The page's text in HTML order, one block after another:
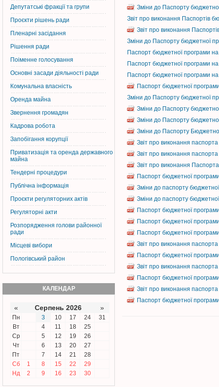
Депутатські фракції та групи
Проєкти рішень ради
Пленарні засідання
Рішення ради
Поіменне голосування
Основні засади діяльності ради
Комунальна власність
Оренда майна
Звернення громадян
Кадрова робота
Запобігання корупції
Приватизація та оренда державного
майна
Тендерні процедури
Публічна інформація
Проєкти регуляторних актів
Регуляторні акти
Розпорядження голови районної
ради
Місцеві вибори
Пологівський район
КАЛЕНДАР
« Серпень 2026 »
Пн 3 10 17 24
31
Вт
4 11 18
25
Ср
5 12 19
26
Чт
6 13 20
27
Пт
7 14 21
28
Сб
1 8 15 22
29
Нд
2 9 16 23 30
Зміни до Паспорту
Звіт про виконання Паспортів
Звіт про виконання
Зміни до Паспорту бюджетної
Паспорт бюджетної програми на
Паспорт бюджетної програми на
Паспорт бюджетної програми на
Паспорт бюджетної
Зміни до Паспорту бюджетної
Зміни до Паспорту
Зміни до Паспорту
Зміни до Паспорту
Звіт про виконання
Звіт про виконання
Звіт про виконання
Паспорт бюджетної
Зміни до паспорту
Зміни до паспорту
Паспорт бюджетної
Паспорт бюджетної
Паспорт бюджетної
Звіт про виконання
Паспорт бюджетної
Звіт про виконання
Паспорт бюджетної
Звіт про виконання
Паспорт бюджетної